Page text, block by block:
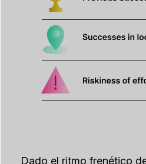
Dado el ritmo frenético